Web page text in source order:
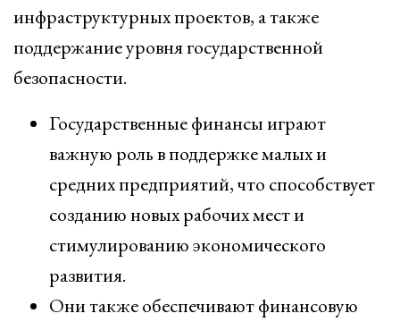
инфраструктурных проектов, а также
поддержание уровня государственной
безопасности.
Государственные финансы играют
важную роль в поддержке малых и
средних предприятий, что способствует
созданию новых рабочих мест и
стимулированию экономического
развития.
Они также обеспечивают финансовую